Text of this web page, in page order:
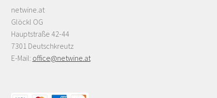
netwine.at
Glöckl OG
Hauptstraße 42-44
7301 Deutschkreutz
E-Mail: office@netwine.at